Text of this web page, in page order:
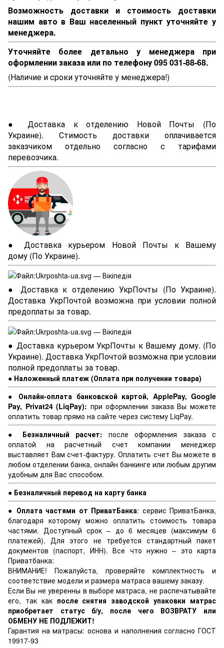
Возможность доставки и стоимость доставки
нашим авто в Ваш населенный пункт уточняйте у
менеджера.
Уточняйте более детально у менеджера при
оформлении заказа или по телефону 095 031-88-68.
(Наличие и сроки уточняйте у менеджера!)
● Доставка к отделению Новой Почты (По
Украине). Стимость доставки оплачивается
заказчиком отдельно согласно с тарифами
перевозчика.
● Доставка курьером Новой Почты к Вашему
дому (По Украине).
● Доставка к отделению УкрПочты (По Украине).
Доставка УкрПочтой возможна при условии полной
предоплаты за товар.
● Доставка курьером УкрПочты к Вашему дому. (По
Украине). Доставка УкрПочтой возможна при условии
полной предоплаты за товар.
● Наложенный платеж (Оплата при получении товара)
● Онлайн-оплата банковской картой, ApplePay, Google
Pay, Privat24 (LiqPay): при оформлении заказа Вы можете
оплатить товар прямо на сайте через систему LiqPay.
● Безналичный расчет: после оформления заказа с
оплатой на расчетный счет компании менеджер
выставляет Вам счет-фактуру. Оплатить счет Вы можете в
любом отделении банка, онлайн банкинге или любым другим
удобным для Вас способом.
● Безналичный перевод на карту банка
● Оплата частями от ПриватБанка: сервис ПриватБанка,
благодаря которому можно оплатить стоимость товара
частями. Доступный срок – до 6 месяцев (максимум 6
платежей). Для этого не требуется стандартный пакет
документов (паспорт, ИНН). Все что нужно – это карта
Приватбанка:
ВНИМАНИЕ! Пожалуйста, проверяйте комплектность и
соответствие модели и размера матраса вашему заказу.
Если Вы не уверенны в выборе матраса, не распечатывайте
его, так как после снятия заводской упаковки матрас
приобретает статус б/у, после чего ВОЗВРАТУ или
ОБМЕНУ НЕ ПОДЛЕЖИТ!
Гарантия на матрасы: основа и наполнения согласно ГОСТ
19917-93